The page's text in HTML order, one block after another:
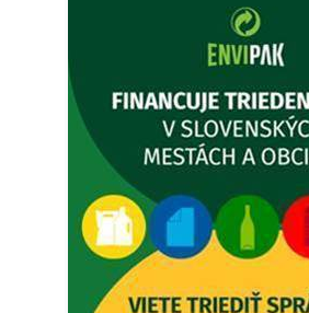
prípady bude riešiť MUDr.Fisch…
Zajtrajší zvoz odpadu
Vážený občan, zajtra 5. 8. sa bude
4. augusta 2026 15:30
Dnešný zvoz odpadu
Vážený občan, dnes 5. 8. sa zváža
5. augusta 2026 05:00